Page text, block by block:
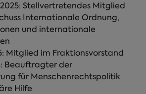
Stellvertretendes Mitglied
Internationale Ordnung,
und internationale
Mitglied im Fraktionsvorstand
Beauftragter der
für Menschenrechtspolitik
Hilfe